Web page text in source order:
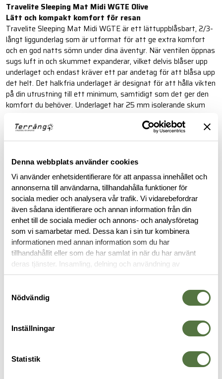
Denna webbplats använder cookies
Vi använder enhetsidentifierare för att anpassa innehållet och
annonserna till användarna, tillhandahålla funktioner för
sociala medier och analysera vår trafik. Vi vidarebefordrar
även sådana identifierare och annan information från din
enhet till de sociala medier och annons- och analysföretag
som vi samarbetar med. Dessa kan i sin tur kombinera
informationen med annan information som du har
tillhandahållit eller som de har samlat in när du har använt
deras tjänster. Insamling, delning och användning av
personuppgifter kan användas för personalisering av
Nödvändig
Inställningar
Statistik
Travelite Sleeping Mat Midi WGTE Olive
Lätt och kompakt komfort för resan
Travelite Sleeping Mat Midi WGTE är ett lättuppblåsbart, 2/3-
långt liggunderlag som är utformat för att ge extra komfort
och en god natts sömn under dina äventyr. När ventilen öppnas
sugs luft in och skummet expanderar, vilket delvis blåser upp
underlaget och endast kräver ett par andetag för att blåsa upp
det helt. Det halkfria underlaget är designat för att hålla vikten
på din utrustning till ett minimum, samtidigt som det ger den
komfort du behöver. Underlaget har 25 mm isolerande skum
används kan det enkelt tömmas på luft och förvaras, vilket
natts sömn när du är på resande fot. Det levereras med en
Läs mer
BESKRIVNING
RECENSIONER